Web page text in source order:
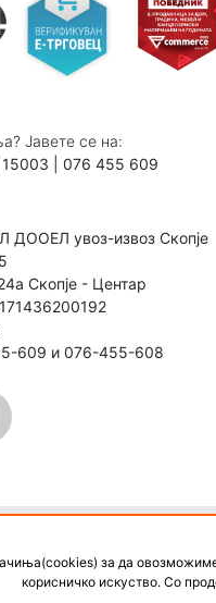
Јавете се на:
15003 076 455 609
увоз-извоз Скопје
Скопје - Центар
609 и 076-455-608
веб-страница се
за да
корисничко искуство. Со